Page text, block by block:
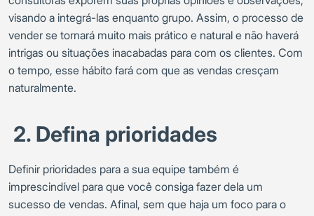
visando a integrá-las enquanto grupo. Assim, o processo de
vender se tornará muito mais prático e natural e não haverá
intrigas ou situações inacabadas para com os clientes. Com
o tempo, esse hábito fará com que as vendas cresçam
naturalmente.
2. Defina prioridades
Definir prioridades para a sua equipe também é
imprescindível para que você consiga fazer dela um
sucesso de vendas. Afinal, sem que haja um foco para o